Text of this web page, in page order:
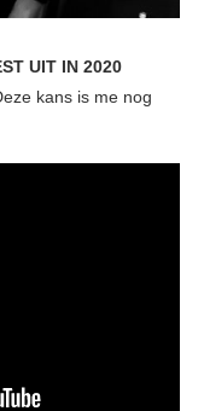
UIT IN 2020
kans is me nog